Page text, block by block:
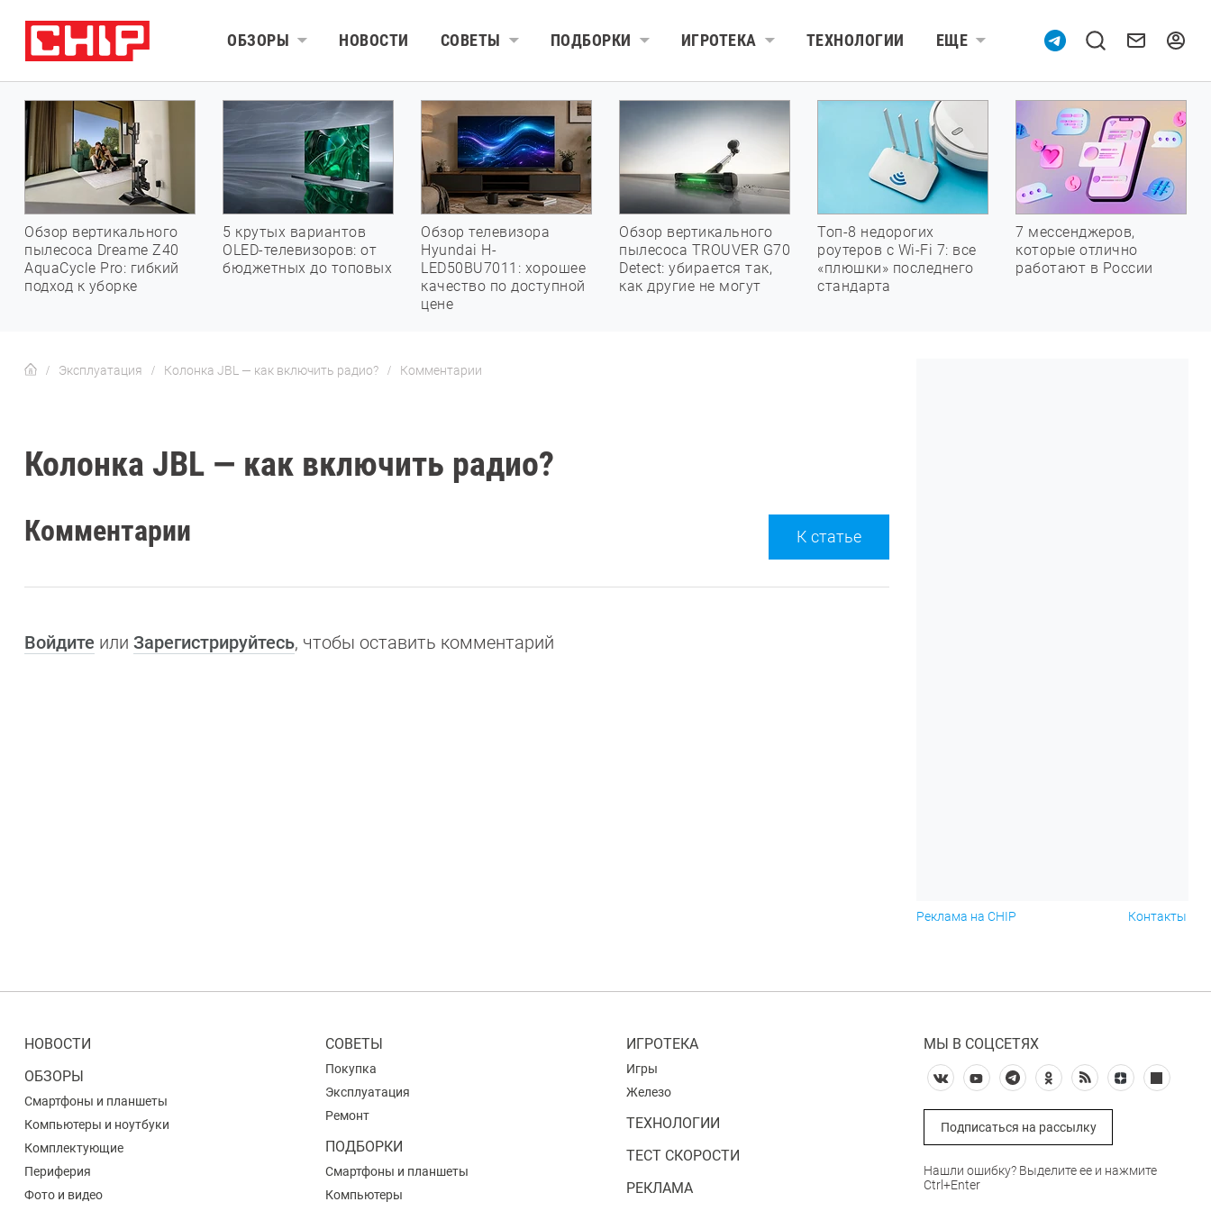
ОБЗОРЫ НОВОСТИ СОВЕТЫ ПОДБОРКИ ИГРОТЕКА ТЕХНОЛОГИИ ЕЩЕ
Обзор вертикального
пылесоса Dreame Z40
AquaCycle Pro: гибкий
подход к уборке
5 крутых вариантов
OLED-телевизоров: от
бюджетных до топовых
Обзор телевизора
Hyundai H-
LED50BU7011: хорошее
качество по доступной
цене
Обзор вертикального
пылесоса TROUVER G70
Detect: убирается так,
как другие не могут
Топ-8 недорогих
роутеров с Wi-Fi 7: все
«плюшки» последнего
стандарта
7 мессенджеров,
которые отлично
работают в России
Эксплуатация Колонка JBL — как включить радио? Комментарии
Колонка JBL — как включить радио?
Комментарии К статье
Войдите или Зарегистрируйтесь, чтобы оставить комментарий
Реклама на CHIP Контакты
НОВОСТИ
ОБЗОРЫ
Смартфоны и планшеты
Компьютеры и ноутбуки
Комплектующие
Периферия
Фото и видео
СОВЕТЫ
Покупка
Эксплуатация
Ремонт
ПОДБОРКИ
Смартфоны и планшеты
Компьютеры
ИГРОТЕКА
Игры
Железо
ТЕХНОЛОГИИ
ТЕСТ СКОРОСТИ
РЕКЛАМА
МЫ В СОЦСЕТЯХ
Подписаться на рассылку
Нашли ошибку? Выделите ее и нажмите
Ctrl+Enter